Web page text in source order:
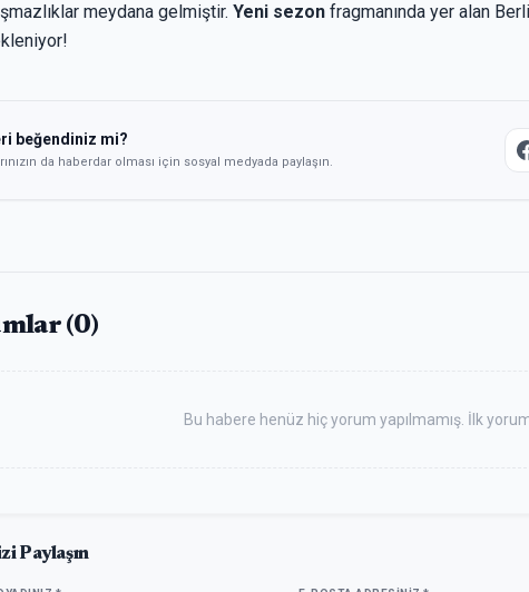
meydana gelmiştir. Yeni sezon fragmanında yer alan
beğendiniz mi?
da haberdar olması için sosyal medyada paylaşın.
(0)
Bu habere henüz hiç yorum yapılmamış. İlk
Paylaşın